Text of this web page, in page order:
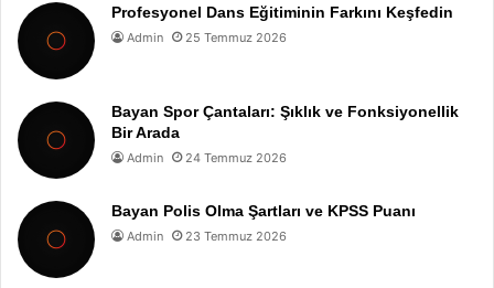
Profesyonel Dans Eğitiminin Farkını Keşfedin
Admin 25 Temmuz 2026
Bayan Spor Çantaları: Şıklık ve Fonksiyonellik
Bir Arada
Admin 24 Temmuz 2026
Bayan Polis Olma Şartları ve KPSS Puanı
Admin 23 Temmuz 2026